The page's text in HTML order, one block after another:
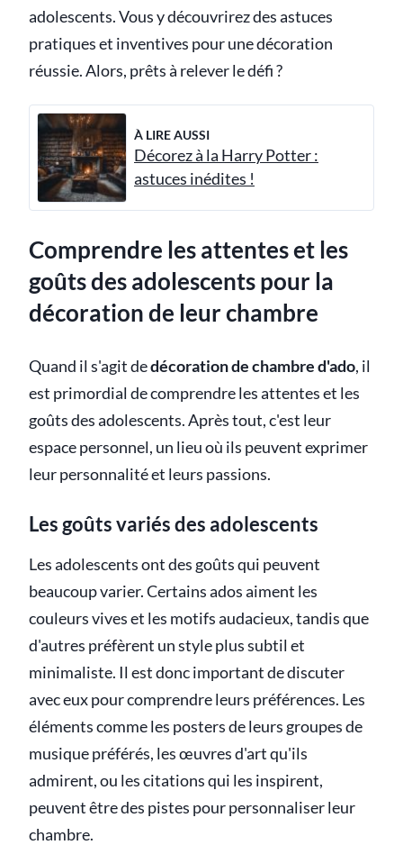
adolescents. Vous y découvrirez des astuces
pratiques et inventives pour une décoration
réussie. Alors, prêts à relever le défi ?
À LIRE AUSSI
Décorez à la Harry Potter :
astuces inédites !
Comprendre les attentes et les
goûts des adolescents pour la
décoration de leur chambre
Quand il s'agit dedécoration de chambre d'ado, il
est primordial de comprendre les attentes et les
goûts des adolescents. Après tout, c'est leur
espace personnel, un lieu où ils peuvent exprimer
leur personnalité et leurs passions.
Les goûts variés des adolescents
Les adolescents ont des goûts qui peuvent
beaucoup varier. Certains ados aiment les
couleurs vives et les motifs audacieux, tandis que
d'autres préfèrent un style plus subtil et
minimaliste. Il est donc important de discuter
avec eux pour comprendre leurs préférences. Les
éléments comme les posters de leurs groupes de
musique préférés, les œuvres d'art qu'ils
admirent, ou les citations qui les inspirent,
peuvent être des pistes pour personnaliser leur
chambre.